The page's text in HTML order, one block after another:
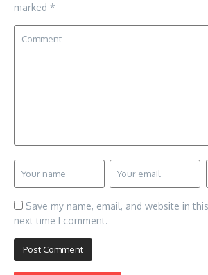
marked *
Save my name, email, and website in
next time I comment.